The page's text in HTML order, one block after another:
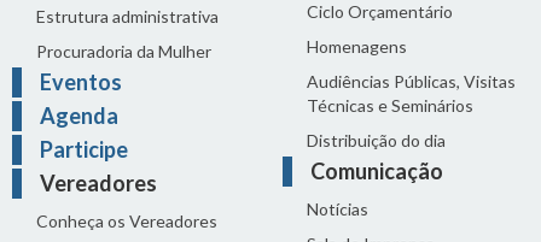
Estrutura administrativa
Procuradoria da Mulher
Eventos
Agenda
Participe
Vereadores
Conheça os Vereadores
Ciclo Orçamentário
Homenagens
Audiências Públicas, Visitas
Técnicas e Seminários
Distribuição do dia
Comunicação
Notícias